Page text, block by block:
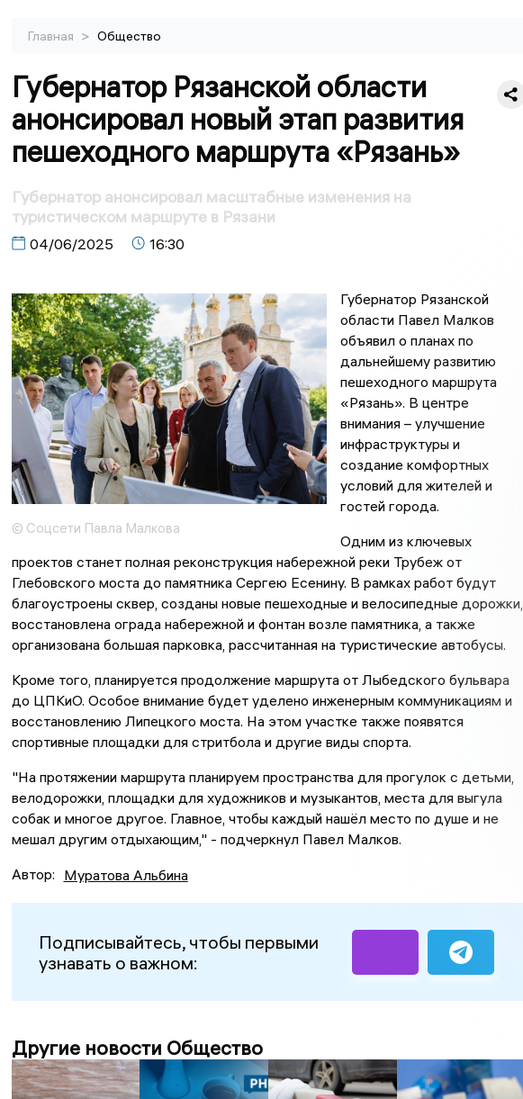
Главная > Общество
Губернатор Рязанской области
анонсировал новый этап развития
пешеходного маршрута «Рязань»
Губернатор анонсировал масштабные изменения на
туристическом маршруте в Рязани
04/06/2025 16:30
© Соцсети Павла Малкова
Губернатор Рязанской
области Павел Малков
объявил о планах по
дальнейшему развитию
пешеходного маршрута
«Рязань». В центре
внимания – улучшение
инфраструктуры и
создание комфортных
условий для жителей и
гостей города.
Одним из ключевых
проектов станет полная реконструкция набережной реки Трубеж от
Глебовского моста до памятника Сергею Есенину. В рамках работ будут
благоустроены сквер, созданы новые пешеходные и велосипедные дорожки,
восстановлена ограда набережной и фонтан возле памятника, а также
организована большая парковка, рассчитанная на туристические автобусы.
Кроме того, планируется продолжение маршрута от Лыбедского бульвара
до ЦПКиО. Особое внимание будет уделено инженерным коммуникациям и
восстановлению Липецкого моста. На этом участке также появятся
спортивные площадки для стритбола и другие виды спорта.
"На протяжении маршрута планируем пространства для прогулок с детьми,
велодорожки, площадки для художников и музыкантов, места для выгула
собак и многое другое. Главное, чтобы каждый нашёл место по душе и не
мешал другим отдыхающим," - подчеркнул Павел Малков.
Автор: Муратова Альбина
Подписывайтесь, чтобы первыми
узнавать о важном:
Другие новости Общество